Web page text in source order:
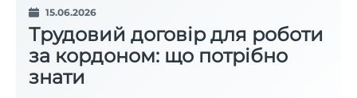
15.06.2026
Трудовий договір для роботи
за кордоном: що потрібно
знати